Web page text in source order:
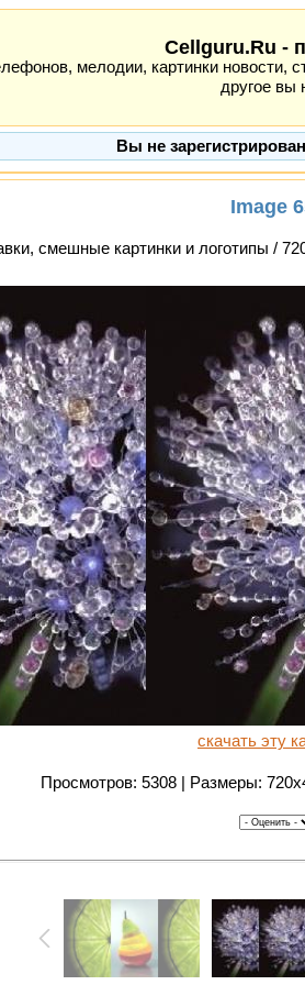
Cellguru.Ru -
мелодии, картинки новости,
другое вы
Вы не
Image
смешные картинки и логотипы /
скачать эту
Просмотров: 5308 | Размеры: